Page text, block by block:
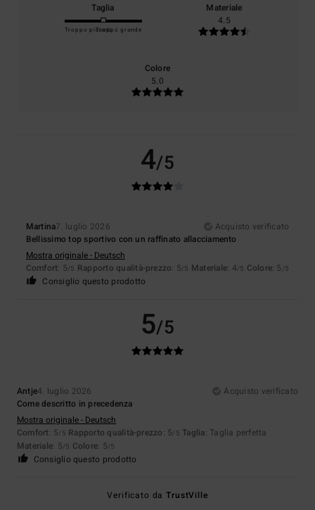
Taglia
Troppo piccoloTroppo grande
Materiale
4.5
Colore
5.0
4/5
Martina7. luglio 2026
Acquisto verificato
Bellissimo top sportivo con un raffinato allacciamento
Mostra originale - Deutsch
Comfort: 5/5 Rapporto qualità-prezzo: 5/5 Materiale: 4/5 Colore: 5 /5
Consiglio questo prodotto
5/5
Antje4. luglio 2026
Acquisto verificato
Come descritto in precedenza
Mostra originale - Deutsch
Comfort: 5/5 Rapporto qualità-prezzo: 5/5 Taglia: Taglia perfetta
Materiale: 5/5 Colore: 5/5
Consiglio questo prodotto
Verificato daTrustVille